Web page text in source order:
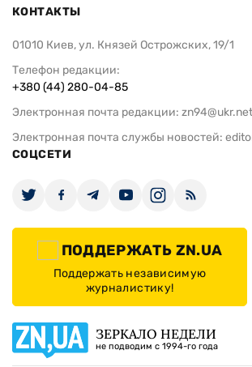
КОНТАКТЫ
01010 Киев, ул. Князей Острожских, 19/1
Телефон редакции:
+380 (44) 280-04-85
Электронная почта редакции: zn94@ukr.net
Электронная почта службы новостей:
СОЦСЕТИ
ПОДДЕРЖАТЬ ZN.UA
Поддержать независимую
журналистику!
ЗЕРКАЛО НЕДЕЛИ
не подводим с 1994-го года